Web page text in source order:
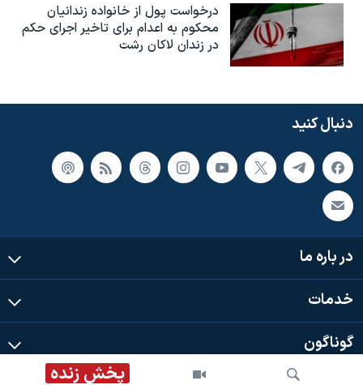
پخش زنده
درخواست پول از خانواده زندانیان
محکوم به‌ اعدام برای تاخیر اجرای حکم
در زندان لاکان رشت
دنبال کنید
در باره ما
خدمات
گوناگون